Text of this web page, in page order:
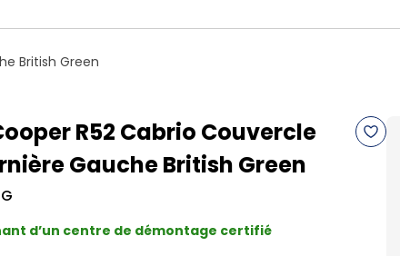
British Green
R52 Cabrio Couvercle
Gauche British Green
d’un centre de démontage certifié